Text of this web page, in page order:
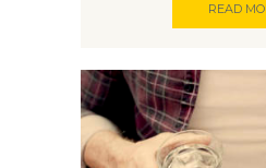
READ